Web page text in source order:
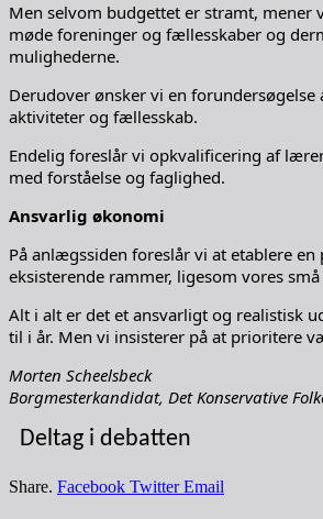
Men selvom budgettet er stramt, mener
møde foreninger og fællesskaber og
mulighederne.
Derudover ønsker vi en
aktiviteter og fællesskab.
Endelig foreslår vi opkvalificering af
med forståelse og faglighed.
Ansvarlig økonomi
På anlægssiden foreslår vi at etablere
eksisterende rammer, ligesom vores
Alt i alt er det et ansvarligt og realistisk
til i år. Men vi insisterer på at prioritere
Morten Scheelsbeck
Borgmesterkandidat, Det Konservative
Deltag i debatten
Share. Facebook Twitter Email